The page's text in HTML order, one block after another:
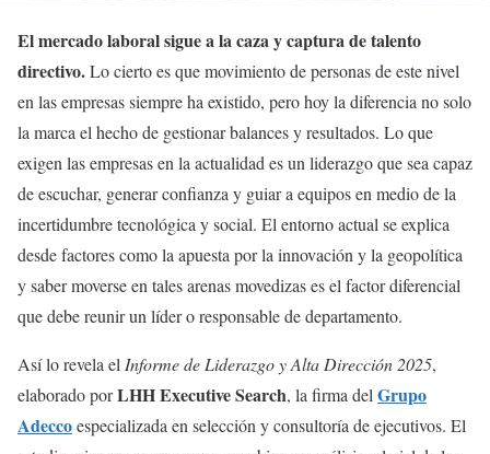
El mercado laboral sigue a la caza y captura de talento
directivo.Lo cierto es que movimiento de personas de este nivel
en las empresas siempre ha existido, pero hoy la diferencia no solo
la marca el hecho de gestionar balances y resultados. Lo que
exigen las empresas en la actualidad es un liderazgo que sea capaz
de escuchar, generar confianza y guiar a equipos en medio de la
incertidumbre tecnológica y social. El entorno actual se explica
desde factores como la apuesta por la innovación y la geopolítica
y saber moverse en tales arenas movedizas es el factor diferencial
que debe reunir un líder o responsable de departamento.
Así lo revela el Informe de Liderazgo y Alta Dirección 2025,
elaborado porLHH Executive Search, la firma del Grupo
Adeccoespecializada en selección y consultoría de ejecutivos. El